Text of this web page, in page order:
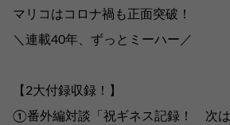
マリコはコロナ禍も正面突破！
＼連載40年、ずっとミーハー／
【2大付録収録！】
①番外編対談「祝ギネス記録！ 次は